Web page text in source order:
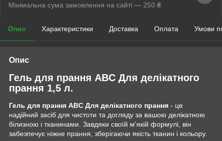
Мінімальна сума замовлення на сайті — 250 ₴
Опис Характеристики Доставка Оплата Умови
Опис
Гель для прання ABC Для делікатного
прання 1,5 л.
Гель для прання ABC Для делікатного прання - це
надійний засіб для чистоти та догляду за вашою делікатною
білизною і тканинами. Завдяки своїй м'якій формулі, він
забезпечує ніжне прання, зберігаючи якість тканин і кольору.